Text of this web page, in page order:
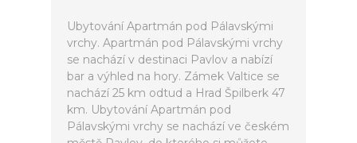
Ubytování Apartmán pod Pálavskými
vrchy. Apartmán pod Pálavskými vrchy
se nachází v destinaci Pavlov a nabízí
bar a výhled na hory. Zámek Valtice se
nachází 25 km odtud a Hrad Špilberk 47
km. Ubytování Apartmán pod
Pálavskými vrchy se nachází ve českém